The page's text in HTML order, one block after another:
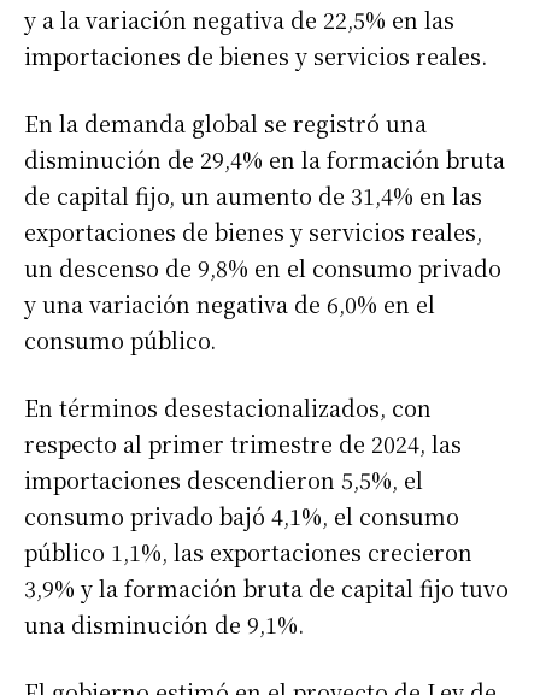
y a la variación negativa de 22,5% en las
importaciones de bienes y servicios reales.
En la demanda global se registró una
disminución de 29,4% en la formación bruta
de capital fijo, un aumento de 31,4% en las
exportaciones de bienes y servicios reales,
un descenso de 9,8% en el consumo privado
y una variación negativa de 6,0% en el
consumo público.
En términos desestacionalizados, con
respecto al primer trimestre de 2024, las
importaciones descendieron 5,5%, el
consumo privado bajó 4,1%, el consumo
público 1,1%, las exportaciones crecieron
3,9% y la formación bruta de capital fijo tuvo
una disminución de 9,1%.